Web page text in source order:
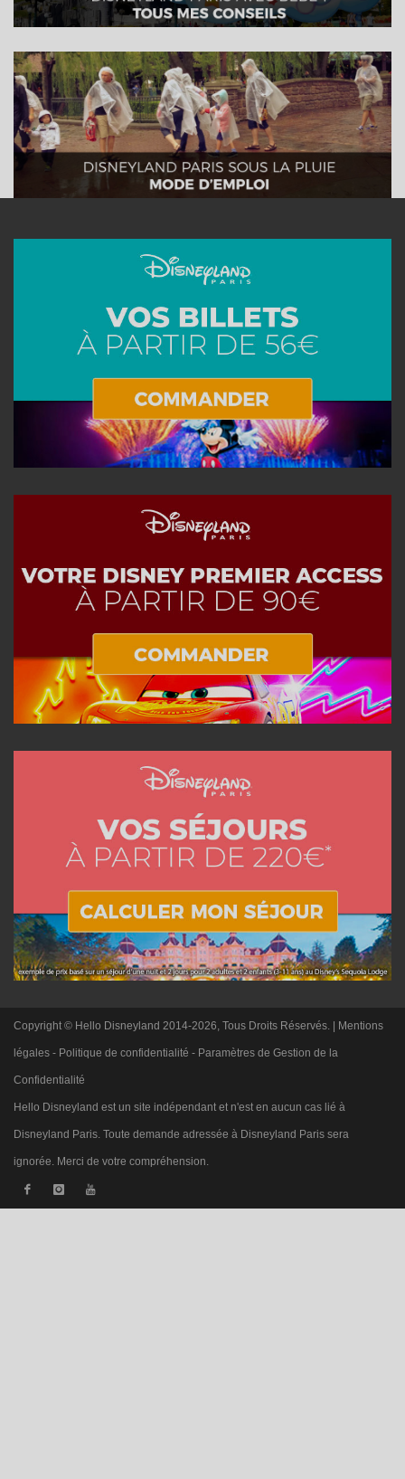
Copyright © Hello Disneyland 2014-2026, Tous Droits Réservés. | Mentions
légales - Politique de confidentialité - Paramètres de Gestion de la
Confidentialité
Hello Disneyland est un site indépendant et n'est en aucun cas lié à
Disneyland Paris. Toute demande adressée à Disneyland Paris sera
ignorée. Merci de votre compréhension.